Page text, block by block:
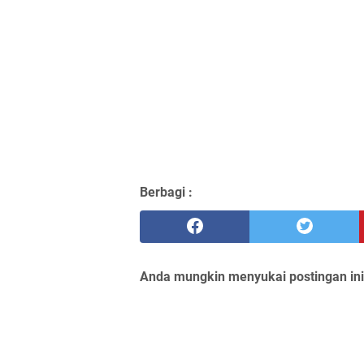
Berbagi :
Anda mungkin menyukai postingan